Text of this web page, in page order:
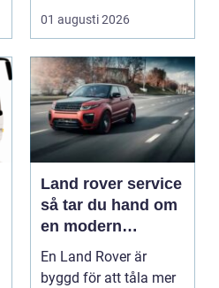
01 augusti 2026
Land rover service
så tar du hand om
en modern
klassiker
En Land Rover är
byggd för att tåla mer